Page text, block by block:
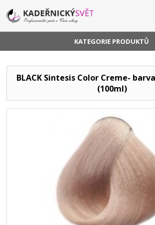
KATEGORIE PRODUKTŮ
BLACK Sintesis Color Creme-
(100ml)